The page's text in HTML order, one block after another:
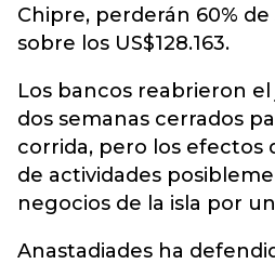
Chipre, perderán 60%
sobre los US$128.163.
Los bancos reabrieron el
dos semanas cerrados
corrida, pero los efectos
de actividades
negocios de la isla por
Anastadiades ha